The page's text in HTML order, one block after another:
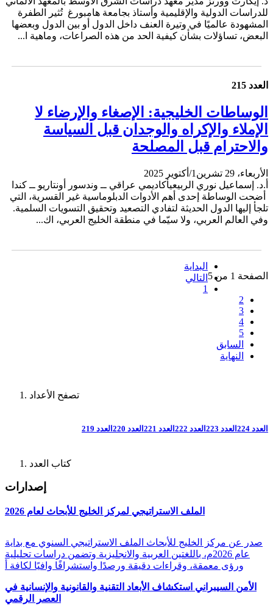
للدراسات الدولية والإقليمية وأستاذ بجامعة هامبورغ تُثير الطفرة
المشهودة عالميًا في وتيرة العنف داخل الدول أو بين الدول وبعضها
البعض، تساؤلات بشأن كيفية الحد من هذه الصراعات، وماهية ا...
العدد 215
الوساطات الخليجية: الإصغاء والإرضاء لا
الإملاء والإكراه والوجدان قبل السياسة
والاحترام قبل المصلحة
الأربعاء، 29 تشرين1/أكتوير 2025
أ.د. إسماعيل نوري الربيعيأكاديمي عراقي ــ وندسور أونتاريو ــ كندا
أضحت الوساطة إحدى أهم الأدوات الدبلوماسية غير القسرية، التي
تلجأ إليها الدول الحديثة لتفادي التصعيد وتحقيق التسويات السلمية.
وفي العالم العربي، ولا سيّما في منطقة الخليج العربي، اك...
الصفحة 1 من 5
البداية
التالي
1
2
3
4
5
السابق
النهاية
تصفح الأعداد
العدد 224 العدد 223 العدد 222 العدد 221 العدد 220 العدد 219
كتاب العدد
إصدارات
الملف الاستراتيجي لمركز الخليج للأبحاث لعام 2026
صدر عن مركز الخليج للأبحاث الملف الاستراتيجي السنوي مع بداية
عام 2026م، باللغتين العربية والانجليزية وتضمن دراسات تحليلية
ورؤى معمقة، وقراءات دقيقة ورصدًا واستشرافًا وافيًا لكافة أ
الأمن السيبراني استكشاف الأبعاد التقنية والقانونية والإنسانية في
العصر الرقمي